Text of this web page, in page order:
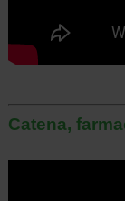
Catena,